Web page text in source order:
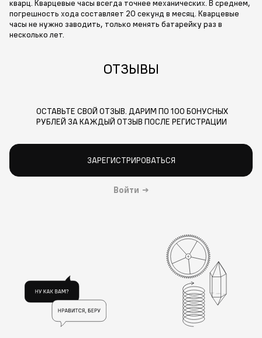
кварц. Кварцевые часы всегда точнее механических. В среднем,
погрешность хода составляет 20 секунд в месяц. Кварцевые
часы не нужно заводить, только менять батарейку раз в
несколько лет.
ОТЗЫВЫ
ОСТАВЬТЕ СВОЙ ОТЗЫВ. ДАРИМ ПО 100 БОНУСНЫХ
РУБЛЕЙ ЗА КАЖДЫЙ ОТЗЫВ ПОСЛЕ РЕГИСТРАЦИИ
ЗАРЕГИСТРИРОВАТЬСЯ
Войти →